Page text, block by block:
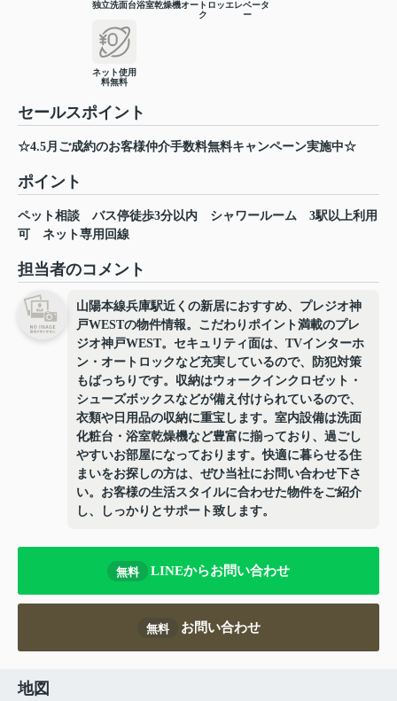
独立洗面台浴室乾燥機オートロッ
ク
エレベータ
ー
ネット使用
料無料
セールスポイント
☆4.5月ご成約のお客様仲介手数料無料キャンペーン実施中☆
ポイント
ペット相談 バス停徒歩3分以内 シャワールーム
3駅以上利用
可
ネット専用回線
担当者のコメント
山陽本線兵庫駅近くの新居におすすめ、プレジオ神
戸WESTの物件情報。こだわりポイント満載のプレ
ジオ神戸WEST。セキュリティ面は、TVインターホ
ン・オートロックなど充実しているので、防犯対策
もばっちりです。収納はウォークインクロゼット・
シューズボックスなどが備え付けられているので、
衣類や日用品の収納に重宝します。室内設備は洗面
化粧台・浴室乾燥機など豊富に揃っており、過ごし
やすいお部屋になっております。快適に暮らせる住
まいをお探しの方は、ぜひ当社にお問い合わせ下さ
い。お客様の生活スタイルに合わせた物件をご紹介
し、しっかりとサポート致します。
無料 LINEからお問い合わせ
無料 お問い合わせ
地図